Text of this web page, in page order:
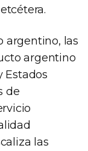
argentino, las
argentino
Estados
de
las